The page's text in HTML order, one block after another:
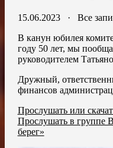
15.06.2023· Все
В канун юбилея
году 50 лет, мы
руководителем
Дружный,
финансов
Прослушать или
Прослушать в группе
берег»